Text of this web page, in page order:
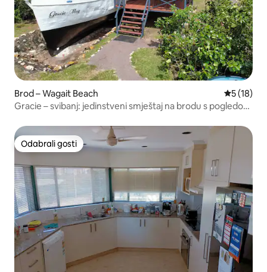
Brod – Wagait Beach Prosječna
5 (18)
Gracie – svibanj: jedinstveni smještaj na brodu s pogledom
Odabrali gosti
Odabrali gosti